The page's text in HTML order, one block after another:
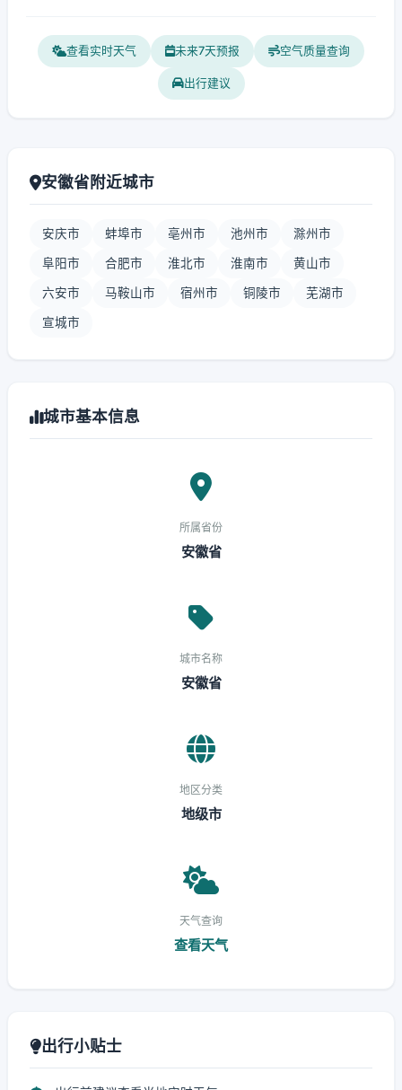
查看实时天气 未来7天预报 空气质量查询
出行建议
安徽省附近城市
安庆市 蚌埠市 亳州市 池州市 滁州市
阜阳市 合肥市 淮北市 淮南市 黄山市
六安市 马鞍山市 宿州市 铜陵市 芜湖市
宣城市
城市基本信息
所属省份
安徽省
城市名称
安徽省
地区分类
地级市
天气查询
查看天气
出行小贴士